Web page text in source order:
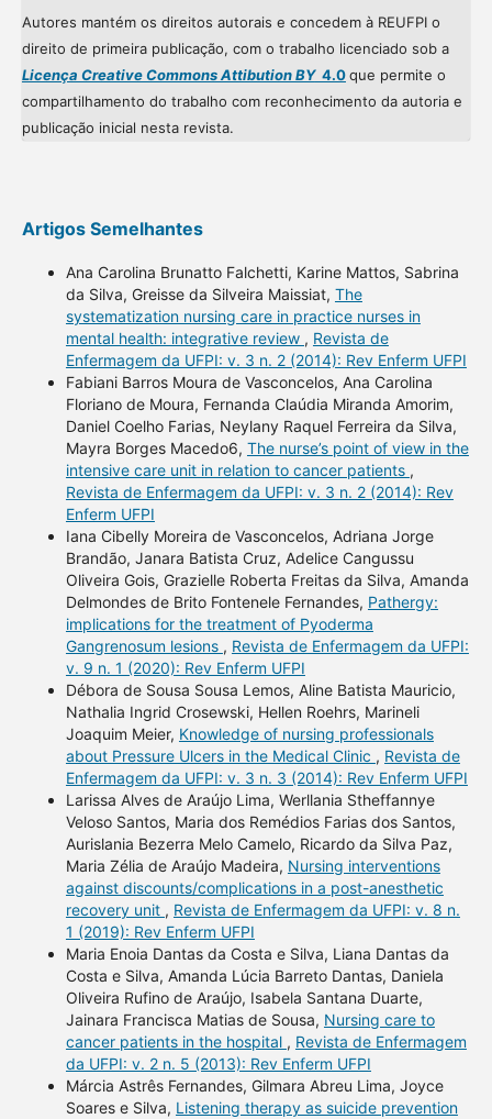
Autores mantém os direitos autorais e concedem à REUFPI o
direito de primeira publicação, com o trabalho licenciado sob a
Licença Creative Commons Attibution BY4.0que permite o
compartilhamento do trabalho com reconhecimento da autoria e
publicação inicial nesta revista.
Artigos Semelhantes
Ana Carolina Brunatto Falchetti, Karine Mattos, Sabrina
da Silva, Greisse da Silveira Maissiat, The
systematization nursing care in practice nurses in
mental health: integrative review , Revista de
Enfermagem da UFPI: v. 3 n. 2 (2014): Rev Enferm UFPI
Fabiani Barros Moura de Vasconcelos, Ana Carolina
Floriano de Moura, Fernanda Claúdia Miranda Amorim,
Daniel Coelho Farias, Neylany Raquel Ferreira da Silva,
Mayra Borges Macedo6, The nurse’s point of view in the
intensive care unit in relation to cancer patients ,
Revista de Enfermagem da UFPI: v. 3 n. 2 (2014): Rev
Enferm UFPI
Iana Cibelly Moreira de Vasconcelos, Adriana Jorge
Brandão, Janara Batista Cruz, Adelice Cangussu
Oliveira Gois, Grazielle Roberta Freitas da Silva, Amanda
Delmondes de Brito Fontenele Fernandes, Pathergy:
implications for the treatment of Pyoderma
Gangrenosum lesions , Revista de Enfermagem da UFPI:
v. 9 n. 1 (2020): Rev Enferm UFPI
Débora de Sousa Sousa Lemos, Aline Batista Mauricio,
Nathalia Ingrid Crosewski, Hellen Roehrs, Marineli
Joaquim Meier, Knowledge of nursing professionals
about Pressure Ulcers in the Medical Clinic , Revista de
Enfermagem da UFPI: v. 3 n. 3 (2014): Rev Enferm UFPI
Larissa Alves de Araújo Lima, Werllania Stheffannye
Veloso Santos, Maria dos Remédios Farias dos Santos,
Aurislania Bezerra Melo Camelo, Ricardo da Silva Paz,
Maria Zélia de Araújo Madeira, Nursing interventions
against discounts/complications in a post-anesthetic
recovery unit , Revista de Enfermagem da UFPI: v. 8 n.
1 (2019): Rev Enferm UFPI
Maria Enoia Dantas da Costa e Silva, Liana Dantas da
Costa e Silva, Amanda Lúcia Barreto Dantas, Daniela
Oliveira Rufino de Araújo, Isabela Santana Duarte,
Jainara Francisca Matias de Sousa, Nursing care to
cancer patients in the hospital , Revista de Enfermagem
da UFPI: v. 2 n. 5 (2013): Rev Enferm UFPI
Márcia Astrês Fernandes, Gilmara Abreu Lima, Joyce
Soares e Silva, Listening therapy as suicide prevention